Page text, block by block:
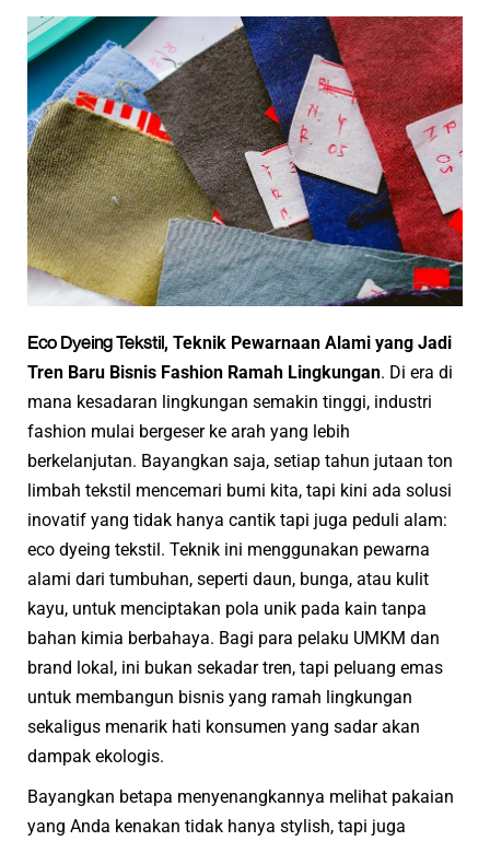
Eco Dyeing Tekstil, Teknik Pewarnaan Alami yang Jadi
Tren Baru Bisnis Fashion Ramah Lingkungan. Di era di
mana kesadaran lingkungan semakin tinggi, industri
fashion mulai bergeser ke arah yang lebih
berkelanjutan. Bayangkan saja, setiap tahun jutaan ton
limbah tekstil mencemari bumi kita, tapi kini ada solusi
inovatif yang tidak hanya cantik tapi juga peduli alam:
eco dyeing tekstil. Teknik ini menggunakan pewarna
alami dari tumbuhan, seperti daun, bunga, atau kulit
kayu, untuk menciptakan pola unik pada kain tanpa
bahan kimia berbahaya. Bagi para pelaku UMKM dan
brand lokal, ini bukan sekadar tren, tapi peluang emas
untuk membangun bisnis yang ramah lingkungan
sekaligus menarik hati konsumen yang sadar akan
dampak ekologis.
Bayangkan betapa menyenangkannya melihat pakaian
yang Anda kenakan tidak hanya stylish, tapi juga